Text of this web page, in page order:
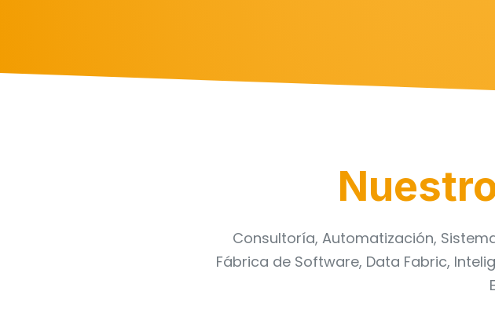
Consultoría, Automatización,
Fábrica de Software, Data Fabric,